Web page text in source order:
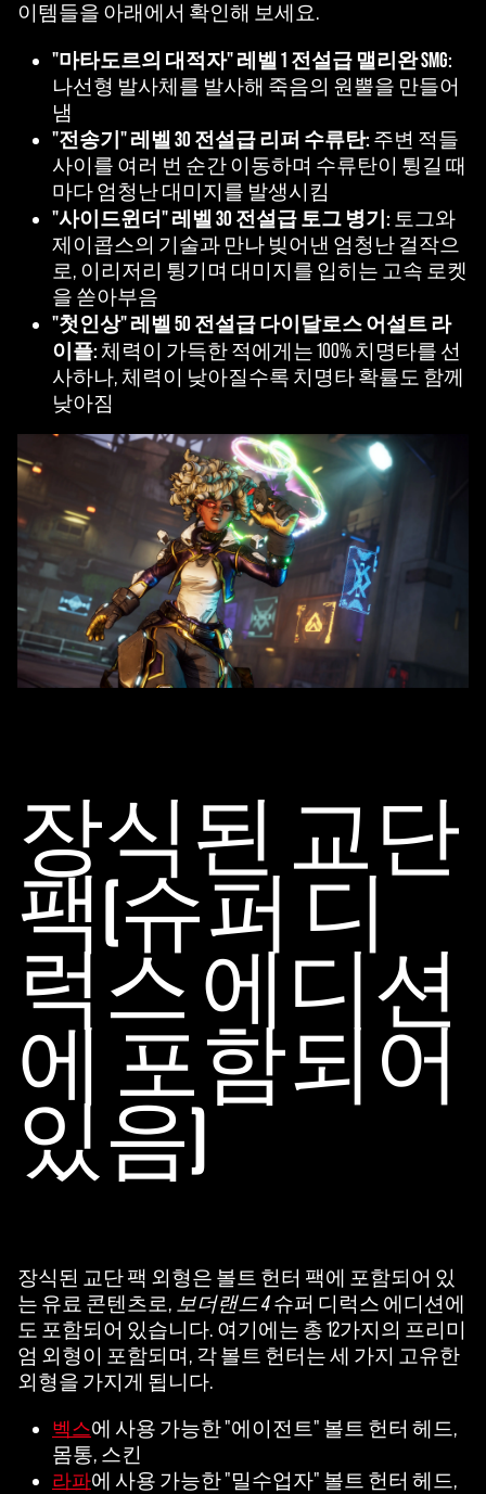
이템들을 아래에서 확인해 보세요.
"마타도르의 대적자" 레벨 1 전설급 맬리완 SMG:
나선형 발사체를 발사해 죽음의 원뿔을 만들어
냄
"전송기" 레벨 30 전설급 리퍼 수류탄: 주변 적들
사이를 여러 번 순간 이동하며 수류탄이 튕길 때
마다 엄청난 대미지를 발생시킴
"사이드윈더" 레벨 30 전설급 토그 병기: 토그와
제이콥스의 기술과 만나 빚어낸 엄청난 걸작으
로, 이리저리 튕기며 대미지를 입히는 고속 로켓
을 쏟아부음
"첫인상" 레벨 50 전설급 다이달로스 어설트 라
이플:체력이 가득한 적에게는 100% 치명타를 선
사하나, 체력이 낮아질수록 치명타 확률도 함께
낮아짐
장식된 교단
팩(슈퍼 디
럭스 에디션
에 포함되어
있음)
장식된 교단 팩 외형은 볼트 헌터 팩에 포함되어 있
는 유료 콘텐츠로, 보더랜드 4슈퍼 디럭스 에디션에
도 포함되어 있습니다. 여기에는 총 12가지의 프리미
엄 외형이 포함되며, 각 볼트 헌터는 세 가지 고유한
외형을 가지게 됩니다.
벡스에 사용 가능한 "에이전트" 볼트 헌터 헤드,
몸통, 스킨
라파에 사용 가능한 "밀수업자" 볼트 헌터 헤드,